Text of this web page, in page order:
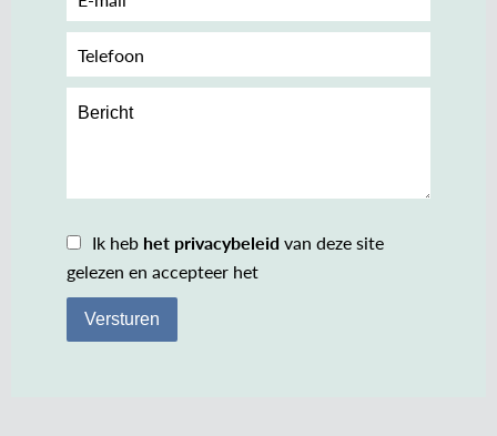
Ik heb het privacybeleidvan deze site
gelezen en accepteer het
Versturen